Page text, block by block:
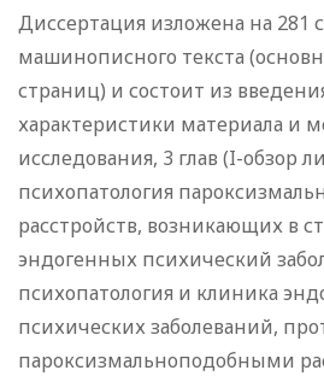
Диссертация изложена на 281
машинописного текста
страниц) и состоит из
характеристики материала и
исследования, 3 глав (I-обзор
психопатология
расстройств, возникающих в
эндогенных психический
психопатология и клиника
психических заболеваний,
пароксизмальноподобными